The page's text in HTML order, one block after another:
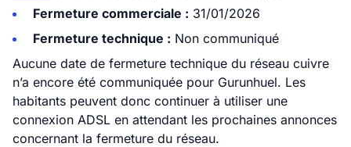
Fermeture commerciale : 31/01/2026
Fermeture technique : Non communiqué
Aucune date de fermeture technique du réseau cuivre
n’a encore été communiquée pour Gurunhuel. Les
habitants peuvent donc continuer à utiliser une
connexion ADSL en attendant les prochaines annonces
concernant la fermeture du réseau.